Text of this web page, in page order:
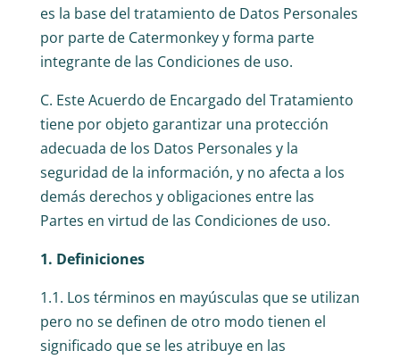
es la base del tratamiento de Datos Personales
por parte de Catermonkey y forma parte
integrante de las Condiciones de uso.
C. Este Acuerdo de Encargado del Tratamiento
tiene por objeto garantizar una protección
adecuada de los Datos Personales y la
seguridad de la información, y no afecta a los
demás derechos y obligaciones entre las
Partes en virtud de las Condiciones de uso.
1. Definiciones
1.1. Los términos en mayúsculas que se utilizan
pero no se definen de otro modo tienen el
significado que se les atribuye en las